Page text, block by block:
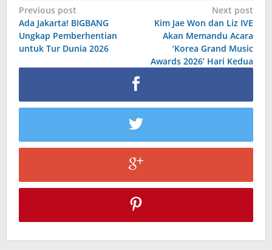
Post
navigation
Previous post
Ada Jakarta! BIGBANG
Ungkap Pemberhentian
untuk Tur Dunia 2026
Next post
Kim Jae Won dan Liz IVE
Akan Memandu Acara
‘Korea Grand Music
Awards 2026’ Hari Kedua